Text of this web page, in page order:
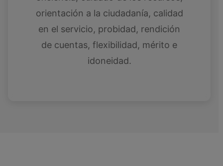
orientación a la ciudadanía, calidad
en el servicio, probidad, rendición
de cuentas, flexibilidad, mérito e
idoneidad.